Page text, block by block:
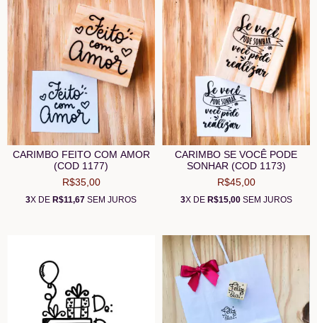
CARIMBO FEITO COM AMOR
(COD 1177)
R$35,00
3X DE R$11,67 SEM JUROS
CARIMBO SE VOCÊ PODE
SONHAR (COD 1173)
R$45,00
3X DE R$15,00SEM JUROS